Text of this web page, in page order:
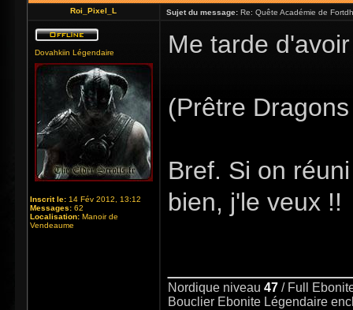
Roi_Pixel_L Sujet du message: Re: Quête Académie de
Dovahkiin Légendaire
Inscrit le: 14 Fév 2012, 13:12
Messages: 62
Localisation: Manoir de
Vendeaume
Me tarde
(Prêtre
Bref. Si on
bien, j'le veux !!
Nordique niveau 47 / Full
Bouclier Ebonite Légendaire